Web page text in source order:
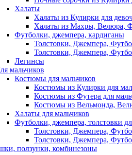
Халаты
Халаты из Кулирки для
Халаты из Махры, Велюра,
Футболки, джемпера, кардиганы
Толстовки, Джемпера,
Толстовки, Джемпера,
Легинсы
мальчиков
Костюмы для мальчиков
Костюмы из Кулирки для
Костюмы из Футера для
Костюмы из Вельмонда,
Халаты для мальчиков
Футболки, джемпера, толстовки
Толстовки, Джемпера,
Толстовки, Джемпера,
ползунки, комбинезоны